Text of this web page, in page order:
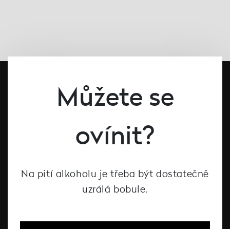
#dcntjelaska
Můžete se
ovínit?
Na pití alkoholu je třeba být dostatečně
uzrálá bobule.